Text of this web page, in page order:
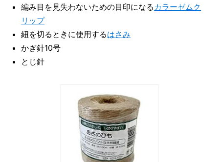
編み目を見失わないための目印になる カラーゼムク
リップ
紐を切るときに使用するはさみ
かぎ針10号
とじ針